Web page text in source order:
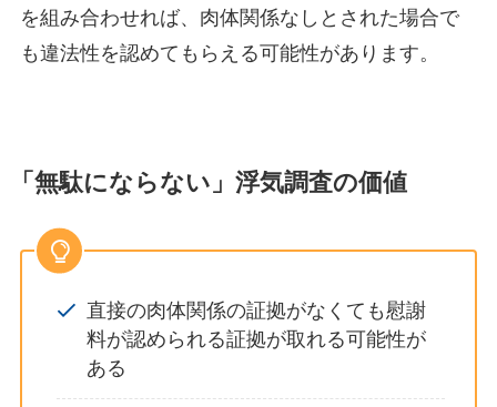
を組み合わせれば、肉体関係なしとされた場合で
も違法性を認めてもらえる可能性があります。
「無駄にならない」浮気調査の価値
直接の肉体関係の証拠がなくても慰謝
料が認められる証拠が取れる可能性が
ある